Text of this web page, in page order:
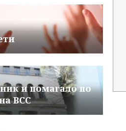
и помагало по
ВСС